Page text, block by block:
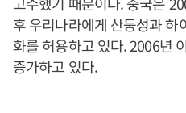
후 우리나라에게 산둥성과
화를 허용하고 있다. 2006년
증가하고 있다.